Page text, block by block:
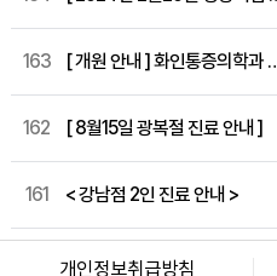
163 [ 개원 안내 ] 화인
162 [ 8월15일 광복절 진료 안내 ]
161 < 강남점 2인 진료 안내 >
개인정보취급방침
대표자